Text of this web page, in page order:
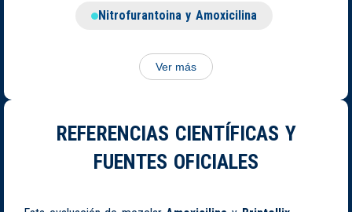
Nitrofurantoina y Amoxicilina
Ver más
REFERENCIAS CIENTÍFICAS Y
FUENTES OFICIALES